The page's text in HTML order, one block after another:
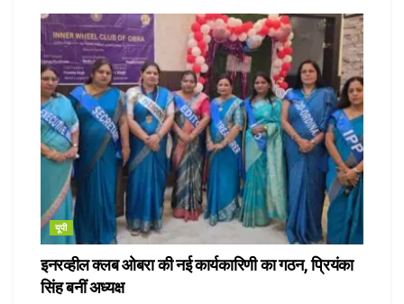
यूपी
इनरव्हील क्लब ओबरा की नई कार्यकारिणी का गठन, प्रियंका
सिंह बनीं अध्यक्ष